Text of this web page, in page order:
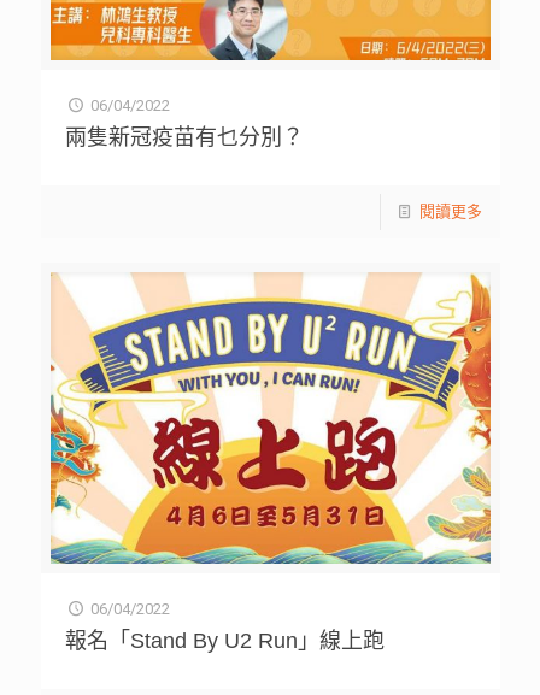
06/04/2022
兩隻新冠疫苗有乜分別？
閱讀更多
06/04/2022
報名「Stand By U2 Run」線上跑